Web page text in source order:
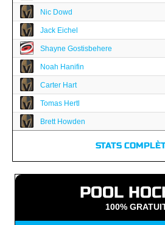
Nic Dowd
Jack Eichel
Shayne Gostisbehere
Noah Hanifin
Carter Hart
Tomas Hertl
Brett Howden
STATS
POOL
100%